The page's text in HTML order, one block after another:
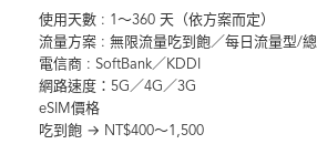
使用天數 : 1～360 天（依方案而定）
流量方案 : 無限流量吃到飽／每日流量型/
電信商 : SoftBank／KDDI
網路速度：5G／4G／3G
eSIM價格
吃到飽 → NT$400～1,500